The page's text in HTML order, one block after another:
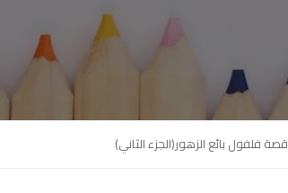
قصة فلفول بائع الزهور(الجزء الثاني)